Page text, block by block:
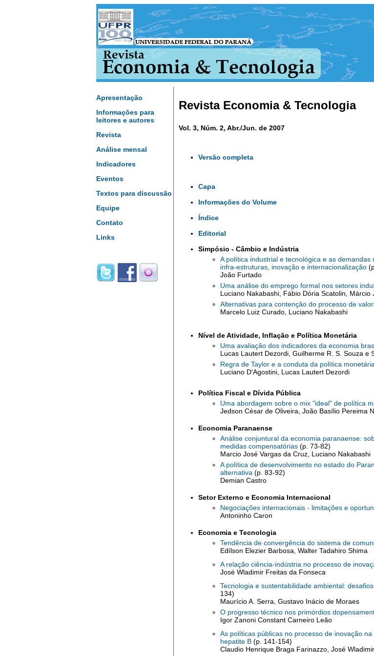
Apresentação
Informações para
leitores e autores
Revista
Análise mensal
Indicadores
Eventos
Textos para discussão
Equipe
Contato
Links
Revista Economia & Tecnologia
Vol. 3, Núm. 2, Abr./Jun. de 2007
Versão completa
Capa
Informações do Volume
Índice
Editorial
Simpósio - Câmbio e Indústria
A política industrial e tecnológica e as
infra-estruturas, inovação e internacionalização
João Furtado
Uma análise do emprego formal nos setores
Luciano Nakabashi, Fábio Dória Scatolin,
Alternativas para contenção do processo de
Marcelo Luiz Curado, Luciano Nakabashi
Nível de Atividade, Inflação e Política Monetária
Uma avaliação dos indicadores da economia
Lucas Lautert Dezordi, Guilherme R. S. Souza e
Regra de Taylor e a conduta da política
Luciano D'Agostini, Lucas Lautert Dezordi
Política Fiscal e Dívida Pública
Uma abordagem sobre o mix "ideal" de política
Jedson César de Oliveira, João Basílio Pereima
Economia Paranaense
Análise conjuntural da economia paranaense:
medidas compensatórias (p. 73-82)
Marcio José Vargas da Cruz, Luciano Nakabashi
A política de desenvolvimento no estado do
alternativa (p. 83-92)
Demian Castro
Setor Externo e Economia Internacional
Negociações internacionais - limitações e
Antoninho Caron
Economia e Tecnologia
Tendência de convergência do sistema de
Edílson Elezier Barbosa, Walter Tadahiro Shima
A relação ciência-indústria no processo de
José Wladimir Freitas da Fonseca
Tecnologia e sustentabilidade ambiental:
134)
Maurício A. Serra, Gustavo Inácio de Moraes
O progresso técnico nos primórdios
Igor Zanoni Constant Carneiro Leão
As políticas públicas no processo de inovação
hepatite B (p. 141-154)
Claudio Henrique Braga Farinazzo, José